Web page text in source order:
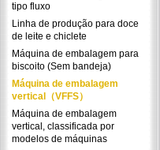
tipo fluxo
Linha de produção para doce
de leite e chiclete
Máquina de embalagem para
biscoito (Sem bandeja)
Máquina de embalagem
vertical（VFFS）
Máquina de embalagem
vertical, classificada por
modelos de máquinas